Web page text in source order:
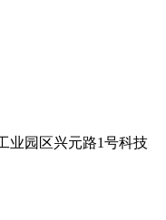
业园区兴元路1号科技